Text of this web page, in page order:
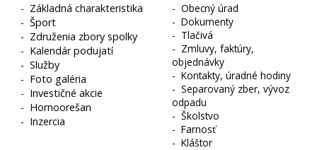
- Základná charakteristika
-Šport
- Združenia zbory spolky
- Kalendár podujatí
-Služby
- Foto galéria
- Investičné akcie
- Hornoorešan
- Inzercia
-Obecný úrad
-Dokumenty
- Tlačivá
- Zmluvy, faktúry,
objednávky
-Kontakty, úradné hodiny
-Separovaný zber, vývoz
odpadu
-Školstvo
-Farnosť
-Kláštor